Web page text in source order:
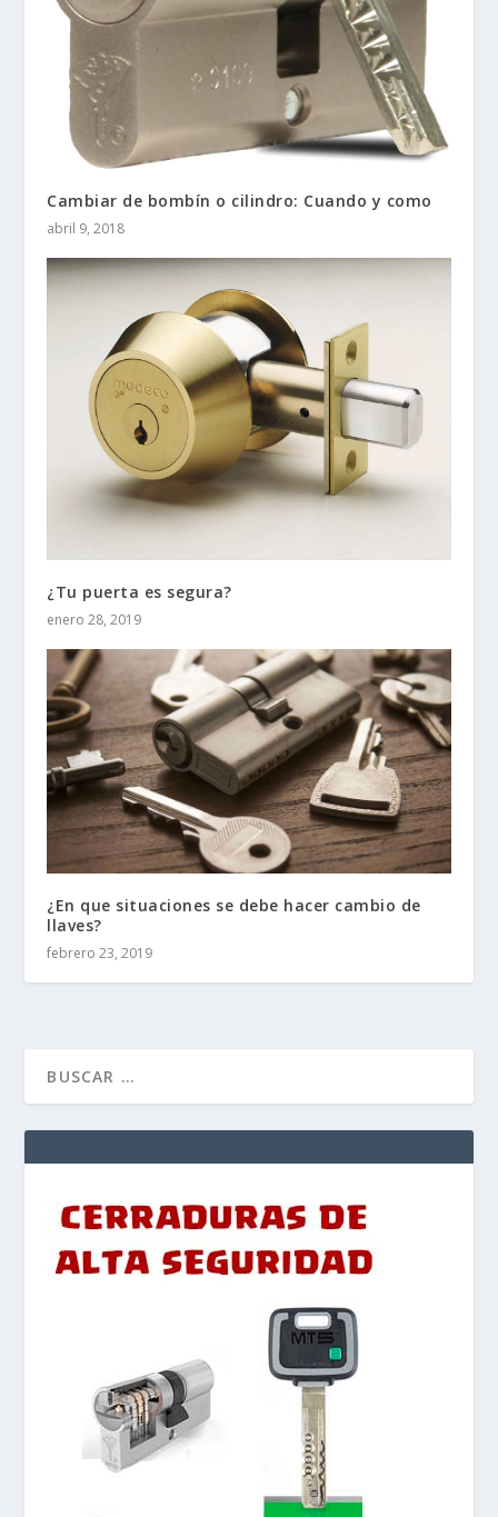
Cambiar de bombín o cilindro: Cuando y como
abril 9, 2018
¿Tu puerta es segura?
enero 28, 2019
¿En que situaciones se debe hacer cambio de
llaves?
febrero 23, 2019